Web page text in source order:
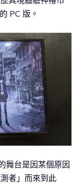
PC 版。
舞台是因某個原因
者」而來到此